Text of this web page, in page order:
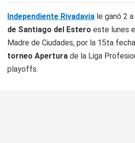
Independiente Rivadavia le ganó 2
de Santiago del Estero este lunes
Madre de Ciudades, por la 15ta
torneo Apertura de la Liga
playoffs.